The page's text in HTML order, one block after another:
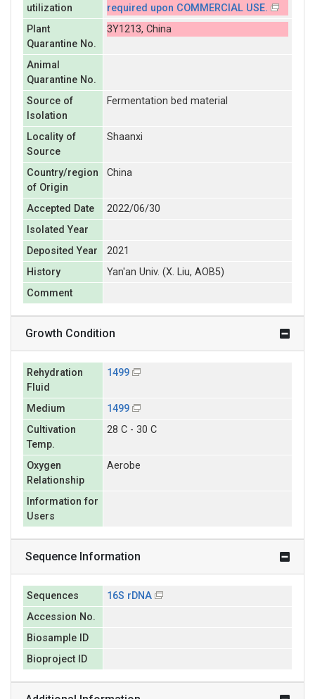
utilization
required upon COMMERCIAL USE.
Plant
Quarantine No.
3Y1213, China
Animal
Quarantine No.
Source of
Isolation
Fermentation bed material
Locality of
Source
Shaanxi
Country/region
of Origin
China
Accepted Date
2022/06/30
Isolated Year
Deposited Year
2021
History
Yan'an Univ. (X. Liu, AOB5)
Comment
Growth Condition
Rehydration
Fluid
1499
Medium
1499
Cultivation
Temp.
28 C - 30 C
Oxygen
Relationship
Aerobe
Information for
Users
Sequence Information
Sequences
16S rDNA
Accession No.
Biosample ID
Bioproject ID